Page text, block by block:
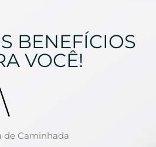
BENEFÍCIOS
VOCÊ!
de Caminhada